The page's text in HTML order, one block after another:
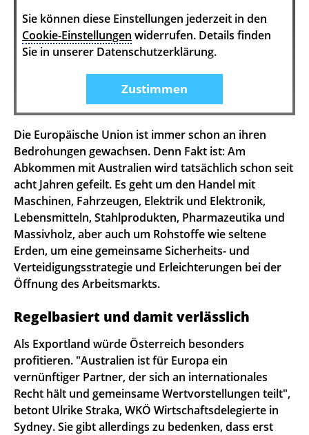
Sie können diese Einstellungen jederzeit in den
Cookie-Einstellungen widerrufen. Details finden
Sie in unserer Datenschutzerklärung.
Zustimmen
Die Europäische Union ist immer schon an ihren
Bedrohungen gewachsen. Denn Fakt ist: Am
Abkommen mit Australien wird tatsächlich schon seit
acht Jahren gefeilt. Es geht um den Handel mit
Maschinen, Fahrzeugen, Elektrik und Elektronik,
Lebensmitteln, Stahlprodukten, Pharmazeutika und
Massivholz, aber auch um Rohstoffe wie seltene
Erden, um eine gemeinsame Sicherheits- und
Verteidigungsstrategie und Erleichterungen bei der
Öffnung des Arbeitsmarkts.
Regelbasiert und damit verlässlich
Als Exportland würde Österreich besonders
profitieren. "Australien ist für Europa ein
vernünftiger Partner, der sich an internationales
Recht hält und gemeinsame Wertvorstellungen teilt",
betont Ulrike Straka, WKÖ Wirtschaftsdelegierte in
Sydney. Sie gibt allerdings zu bedenken, dass erst